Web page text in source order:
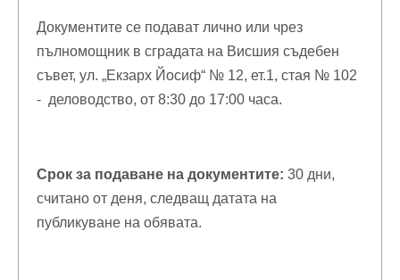
Документите се подават лично или чрез
пълномощник в сградата на Висшия съдебен
съвет, ул. „Екзарх Йосиф“ № 12, ет.1, стая № 102
- деловодство, от 8:30 до 17:00 часа.
Срок за подаване на документите: 30 дни,
считано от деня, следващ датата на
публикуване на обявата.